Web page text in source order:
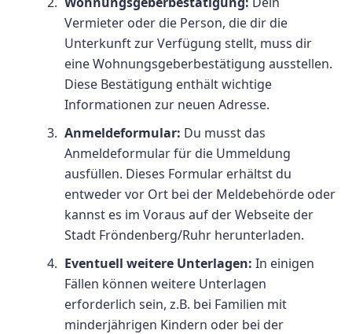
Vermieter oder die Person, die dir die
Unterkunft zur Verfügung stellt, muss dir
eine Wohnungsgeberbestätigung ausstellen.
Diese Bestätigung enthält wichtige
Informationen zur neuen Adresse.
Anmeldeformular: Du musst das
Anmeldeformular für die Ummeldung
ausfüllen. Dieses Formular erhältst du
entweder vor Ort bei der Meldebehörde oder
kannst es im Voraus auf der Webseite der
Stadt Fröndenberg/Ruhr herunterladen.
Eventuell weitere Unterlagen: In einigen
Fällen können weitere Unterlagen
erforderlich sein, z.B. bei Familien mit
minderjährigen Kindern oder bei der